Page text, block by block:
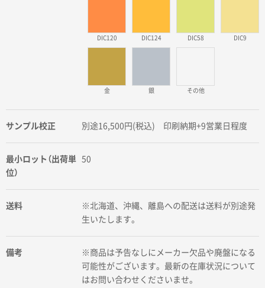
DIC120 DIC124 DIC58 DIC9
金 銀 その他
サンプル校正 別途16,500円(税込) 印刷納期+9営業日程度
最小ロット（出荷単
位）
50
送料
※北海道、沖縄、離島への配送は送料が別途発
生いたします。
備考
※商品は予告なしにメーカー欠品や廃盤になる
可能性がございます。最新の在庫状況について
はお問い合わせくださいませ。